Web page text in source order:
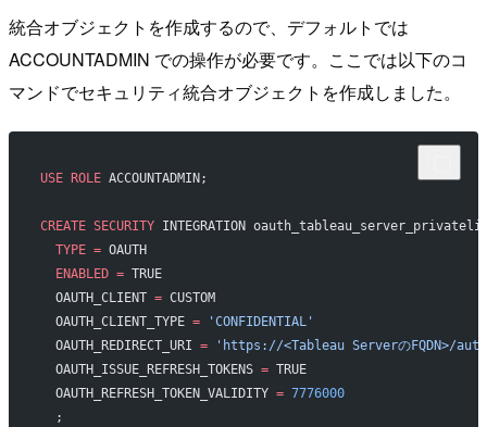
統合オブジェクトを作成するので、デフォルトでは
ACCOUNTADMIN での操作が必要です。ここでは以下のコ
マンドでセキュリティ統合オブジェクトを作成しました。
USE ROLE ACCOUNTADMIN;
CREATE SECURITY INTEGRATION
  TYPE
= OAUTH
  ENABLED
= TRUE
  OAUTH_CLIENT
= CUSTOM
  OAUTH_CLIENT_TYPE
= 'CONFIDENTIAL'
  OAUTH_REDIRECT_URI
= 'https://<Tableau ServerのFQDN>/
  OAUTH_ISSUE_REFRESH_TOKENS
= TRUE
  OAUTH_REFRESH_TOKEN_VALIDITY
= 7776000
  ;